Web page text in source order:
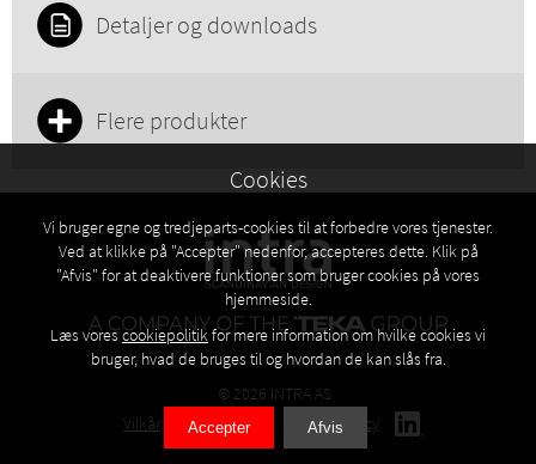
Detaljer og downloads
Flere produkter
© 2026 INTRA AS
Vilkår
Privacy policy Cookies policy
Cookies
Vi bruger egne og tredjeparts-cookies til at forbedre vores tjenester.
Ved at klikke på "Accepter" nedenfor, accepteres dette. Klik på
"Afvis" for at deaktivere funktioner som bruger cookies på vores
hjemmeside.
Læs vorescookiepolitik for mere information om hvilke cookies vi
bruger, hvad de bruges til og hvordan de kan slås fra.
Accepter Afvis